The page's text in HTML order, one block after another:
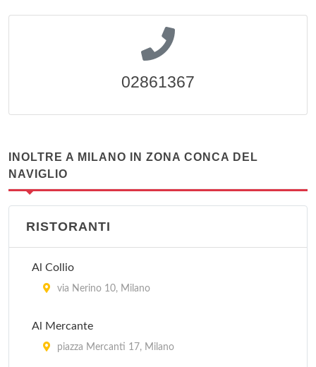
02861367
INOLTRE A MILANO IN ZONA CONCA DEL
NAVIGLIO
RISTORANTI
Al Collio
via Nerino 10, Milano
Al Mercante
piazza Mercanti 17, Milano